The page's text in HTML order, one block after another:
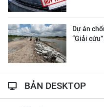
Dự án
“Giải
BẢN DESKTOP